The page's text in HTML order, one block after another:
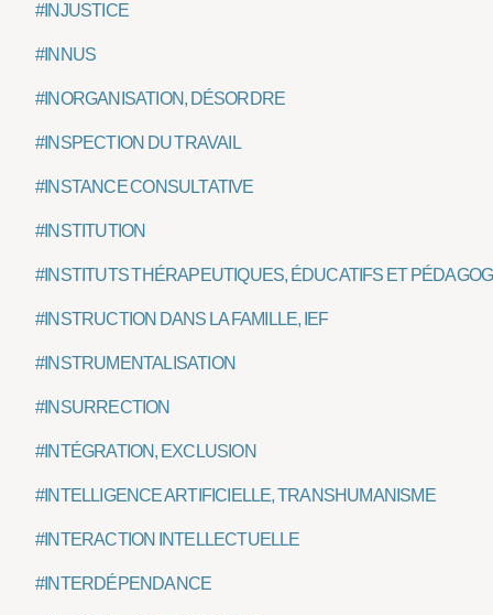
#INJUSTICE
#INNUS
#INORGANISATION, DÉSORDRE
#INSPECTION DU TRAVAIL
#INSTANCE CONSULTATIVE
#INSTITUTION
#INSTITUTS THÉRAPEUTIQUES, ÉDUCATIFS ET
#INSTRUCTION DANS LA FAMILLE, IEF
#INSTRUMENTALISATION
#INSURRECTION
#INTÉGRATION, EXCLUSION
#INTELLIGENCE ARTIFICIELLE, TRANSHUMANISME
#INTERACTION INTELLECTUELLE
#INTERDÉPENDANCE